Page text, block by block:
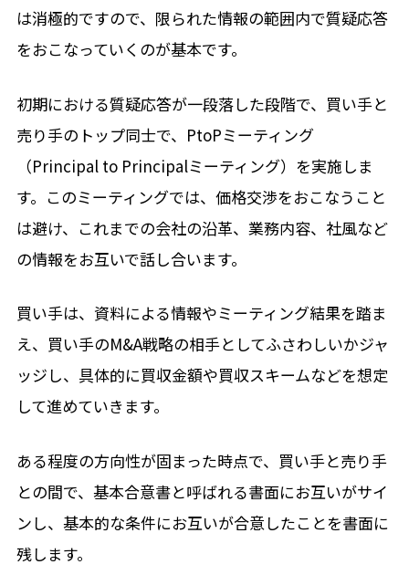
は消極的ですので、限られた情報の範囲内で質疑応答
をおこなっていくのが基本です。
初期における質疑応答が一段落した段階で、買い手と
売り手のトップ同士で、PtoPミーティング
（Principal to Principalミーティング）を実施しま
す。このミーティングでは、価格交渉をおこなうこと
は避け、これまでの会社の沿革、業務内容、社風など
の情報をお互いで話し合います。
買い手は、資料による情報やミーティング結果を踏ま
え、買い手のM&A戦略の相手としてふさわしいかジャ
ッジし、具体的に買収金額や買収スキームなどを想定
して進めていきます。
ある程度の方向性が固まった時点で、買い手と売り手
との間で、基本合意書と呼ばれる書面にお互いがサイ
ンし、基本的な条件にお互いが合意したことを書面に
残します。